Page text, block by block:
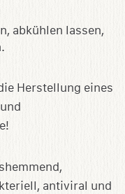
abkühlen lassen,
antiviral und